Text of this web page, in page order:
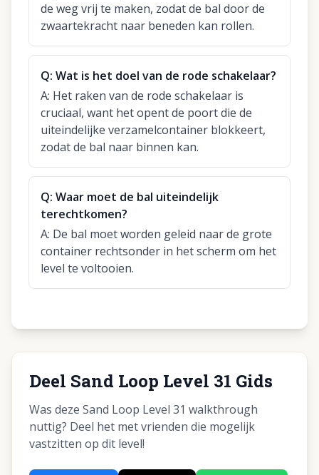
de weg vrij te maken, zodat de bal door de
zwaartekracht naar beneden kan rollen.
Q: Wat is het doel van de rode schakelaar?
A: Het raken van de rode schakelaar is
cruciaal, want het opent de poort die de
uiteindelijke verzamelcontainer blokkeert,
zodat de bal naar binnen kan.
Q: Waar moet de bal uiteindelijk
terechtkomen?
A: De bal moet worden geleid naar de grote
container rechtsonder in het scherm om het
level te voltooien.
Deel Sand Loop Level 31 Gids
Was deze Sand Loop Level 31 walkthrough
nuttig? Deel het met vrienden die mogelijk
vastzitten op dit level!